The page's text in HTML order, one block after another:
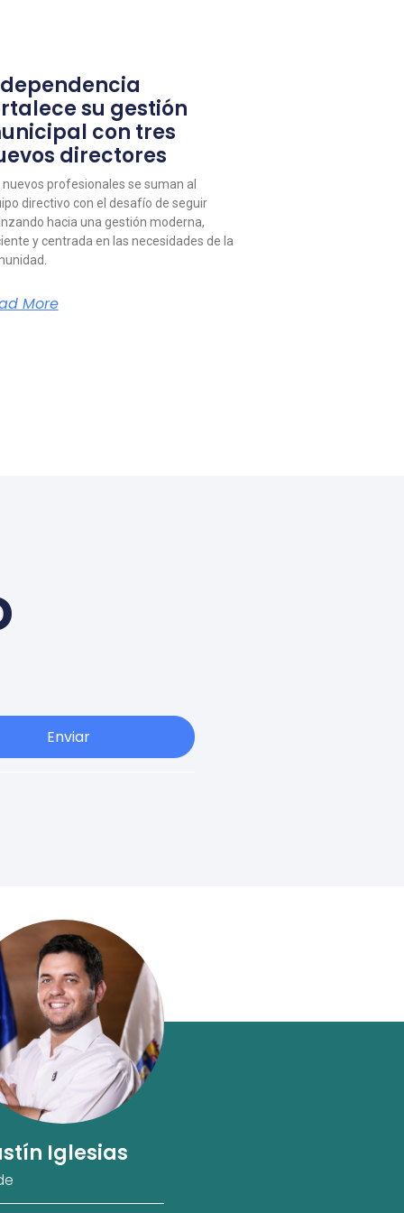
su gestión
con tres
directores
nuevos profesionales se suman al
directivo con el desafío de seguir
hacia una gestión moderna,
y centrada en las necesidades de la
More
Enviar
Iglesias